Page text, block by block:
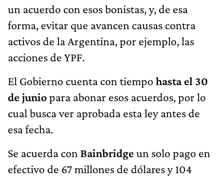
un acuerdo con esos bonistas, y, de esa
forma, evitar que avancen causas contra
activos de la Argentina, por ejemplo, las
acciones de YPF.
El Gobierno cuenta con tiempo hasta el 30
de juniopara abonar esos acuerdos, por lo
cual busca ver aprobada esta ley antes de
esa fecha.
Se acuerda con Bainbridgeun solo pago en
efectivo de 67 millones de dólares y 104